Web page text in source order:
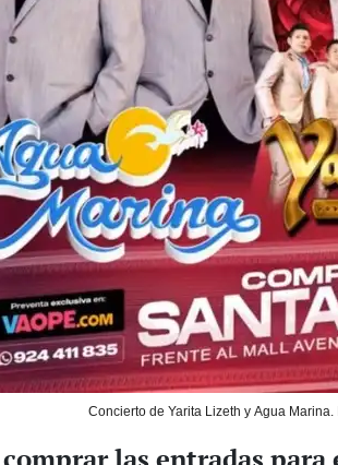
Concierto de Yarita Lizeth y Agua Marina.
comprar las entradas